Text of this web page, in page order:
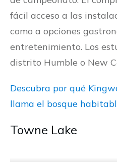
fácil acceso a las
como a opciones
entretenimiento. Los
distrito Humble o New
Descubra por qué
llama el bosque
Towne Lake